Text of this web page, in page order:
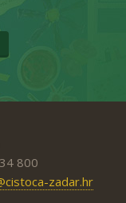
800
zadar.hr